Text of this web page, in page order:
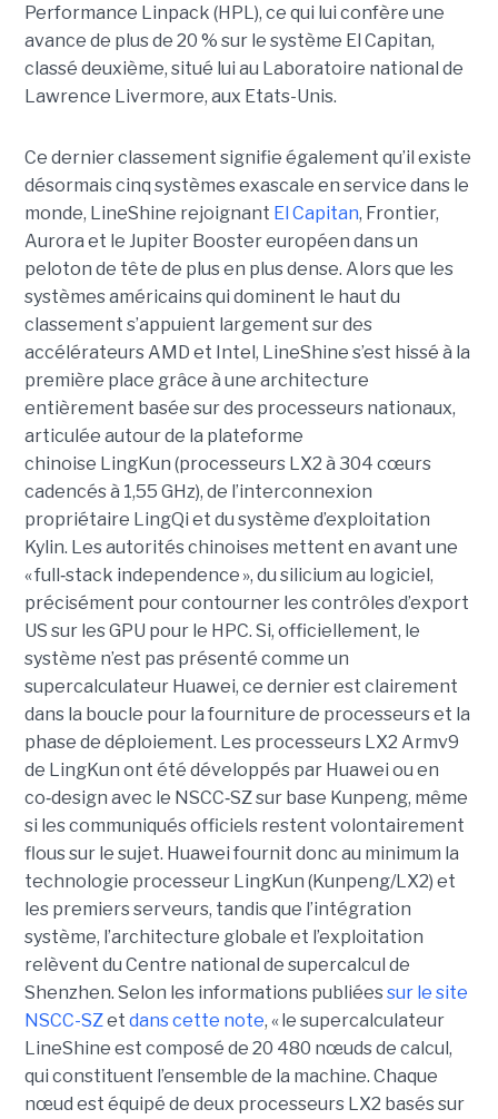
Performance Linpack (HPL), ce qui lui confère une
avance de plus de 20 % sur le système El Capitan,
classé deuxième, situé lui au Laboratoire national de
Lawrence Livermore, aux Etats-Unis.
Ce dernier classement signifie également qu’il existe
désormais cinq systèmes exascale en service dans le
monde, LineShine rejoignant El Capitan, Frontier,
Aurora et le Jupiter Booster européen dans un
peloton de tête de plus en plus dense. Alors que les
systèmes américains qui dominent le haut du
classement s’appuient largement sur des
accélérateurs AMD et Intel, LineShine s’est hissé à la
première place grâce à une architecture
entièrement basée sur des processeurs nationaux,
articulée autour de la plateforme
chinoise LingKun (processeurs LX2 à 304 cœurs
cadencés à 1,55 GHz), de l’interconnexion
propriétaire LingQi et du système d’exploitation
Kylin. Les autorités chinoises mettent en avant une
« full‑stack independence », du silicium au logiciel,
précisément pour contourner les contrôles d’export
US sur les GPU pour le HPC. Si, officiellement, le
système n’est pas présenté comme un
supercalculateur Huawei, ce dernier est clairement
dans la boucle pour la fourniture de processeurs et la
phase de déploiement. Les processeurs LX2 Armv9
de LingKun ont été développés par Huawei ou en
co‑design avec le NSCC‑SZ sur base Kunpeng, même
si les communiqués officiels restent volontairement
flous sur le sujet. Huawei fournit donc au minimum la
technologie processeur LingKun (Kunpeng/LX2) et
les premiers serveurs, tandis que l’intégration
système, l’architecture globale et l’exploitation
relèvent du Centre national de supercalcul de
Shenzhen. Selon les informations publiéessur le site
NSCC-SZet dans cette note, « le supercalculateur
LineShine est composé de 20 480 nœuds de calcul,
qui constituent l’ensemble de la machine. Chaque
nœud est équipé de deux processeurs LX2 basés sur